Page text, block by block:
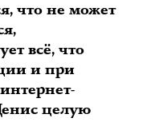
что не может
всё, что
и при
целую